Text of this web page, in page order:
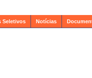
Seletivos Notícias